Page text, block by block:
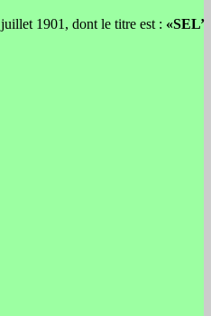
1901, dont le titre est : «SEL’